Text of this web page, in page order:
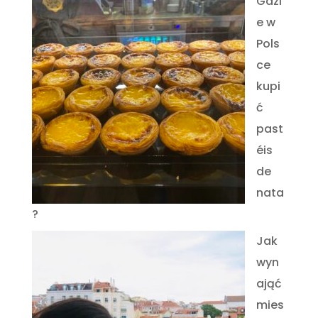
e w
Pols
ce
kupi
ć
past
éis
de
nata
?
Jak
wyn
ająć
mies